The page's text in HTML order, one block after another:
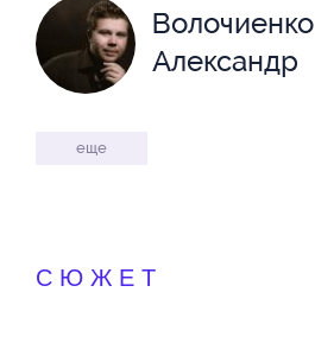
Волочиенко
Александр
Жигульская
еще
СЮЖЕТ